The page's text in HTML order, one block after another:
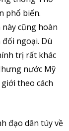
phổ biến.
cũng hoàn
ngoại. Dù
trị rất khác
nước Mỹ
theo cách
đạo dân túy về